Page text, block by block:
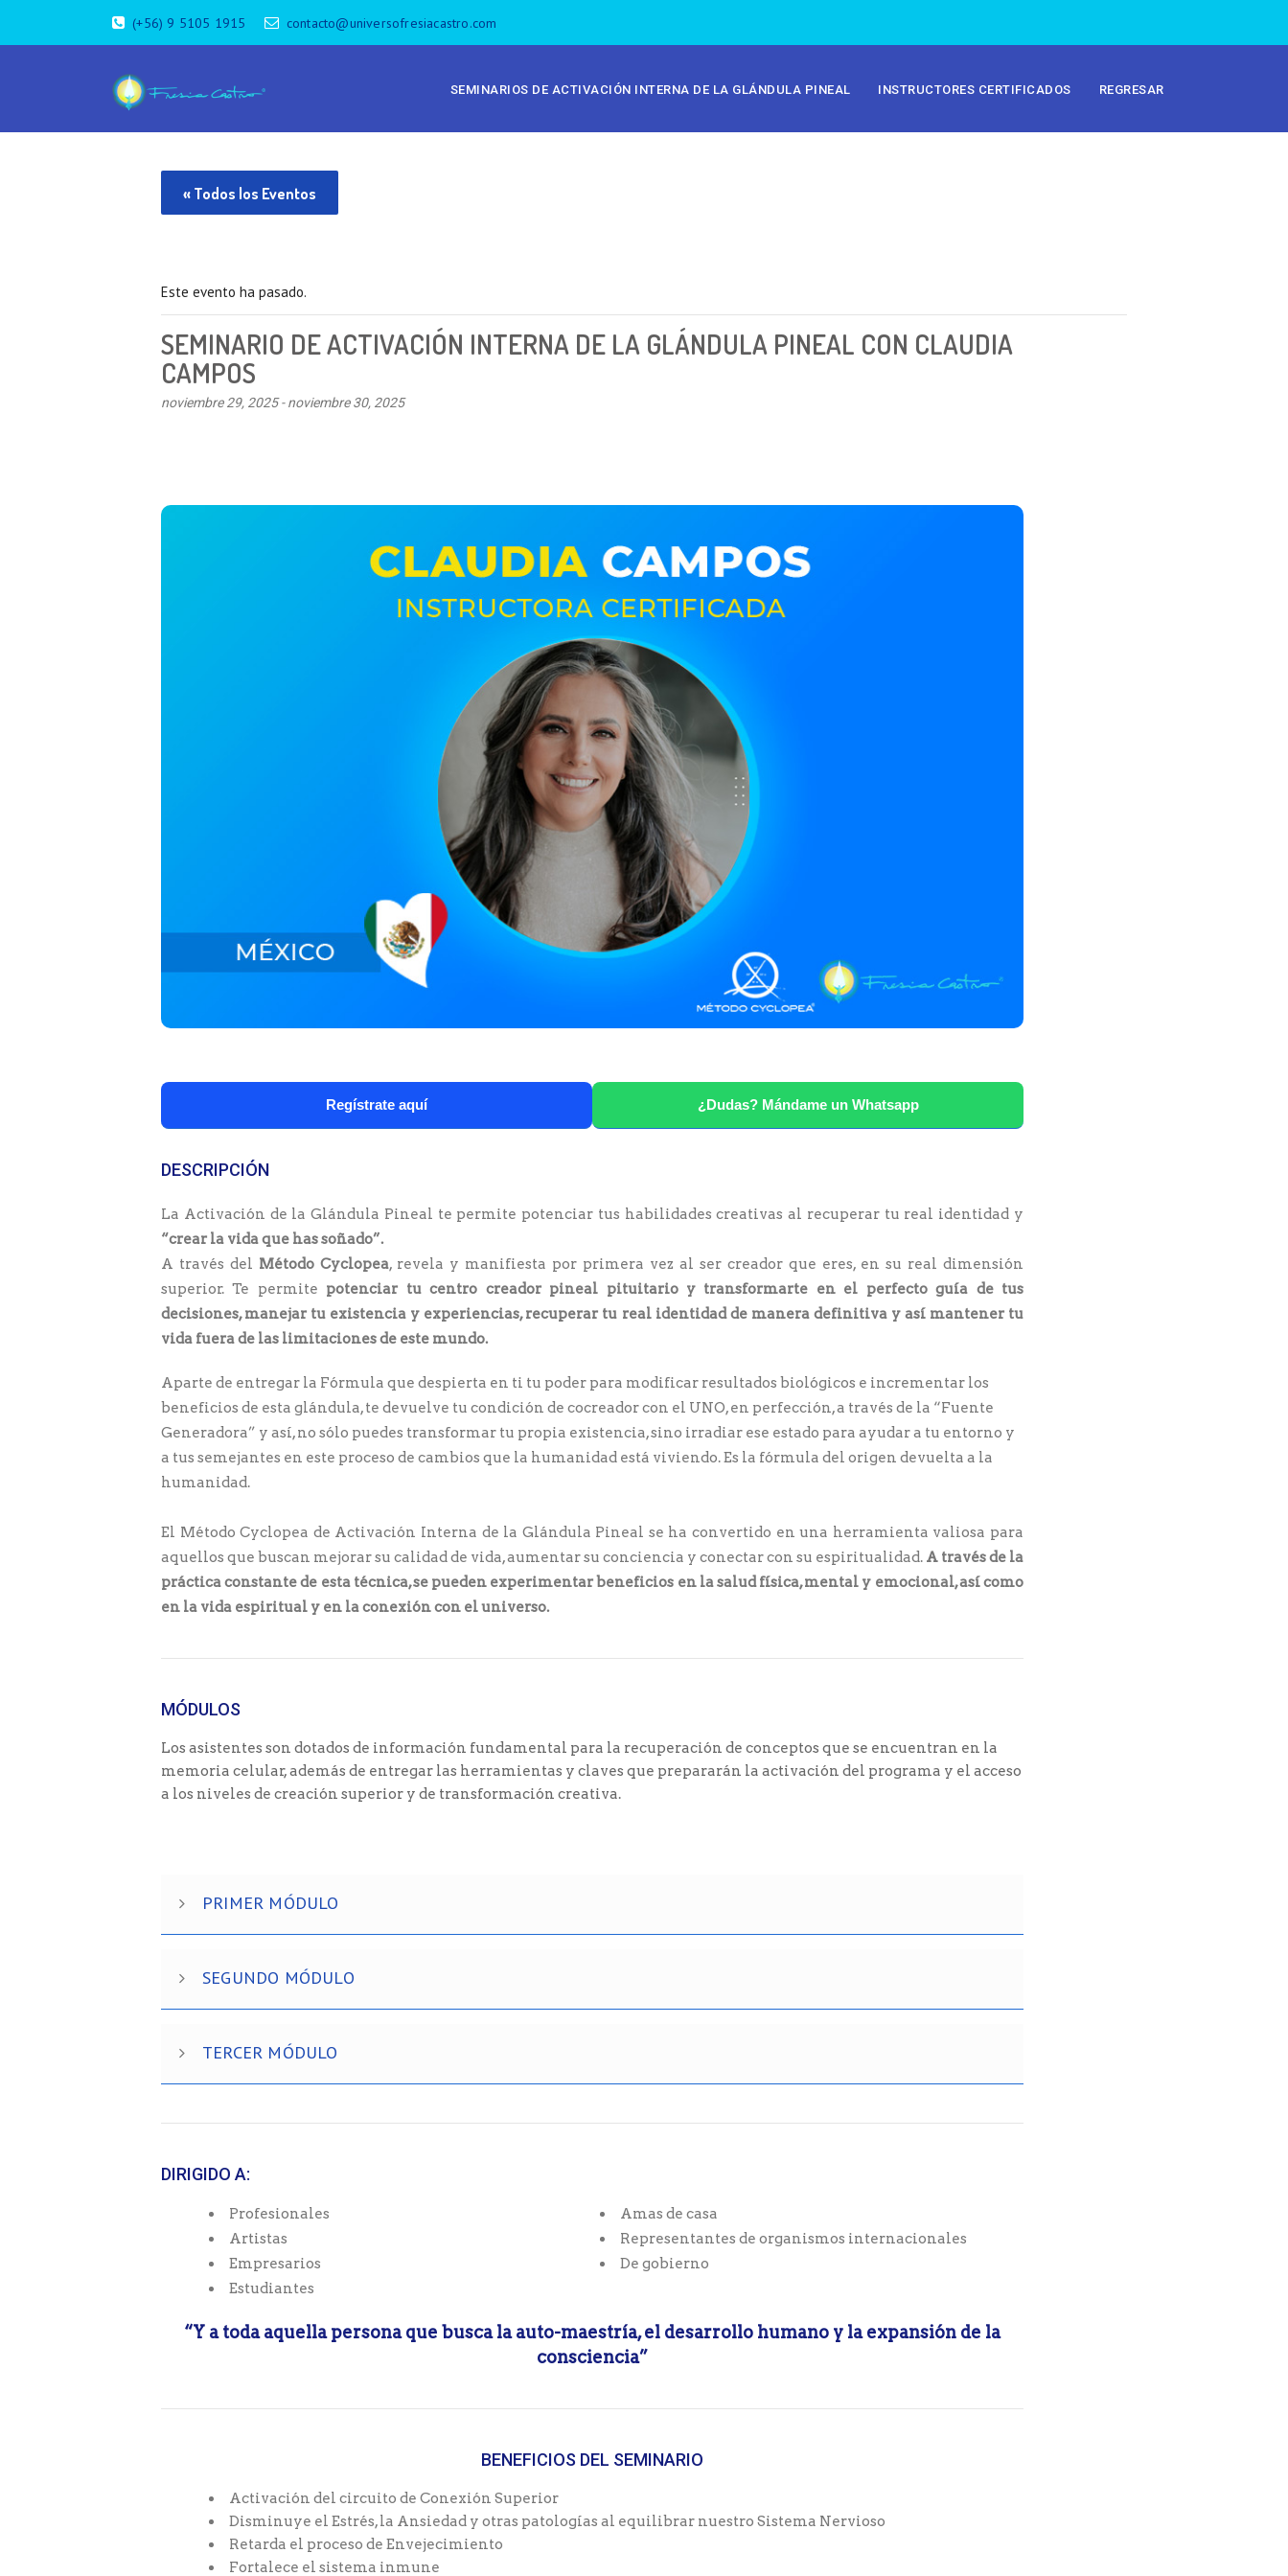
(+56) 9 5105 1915 contacto@universofresiacastro.com
SEMINARIOS DE ACTIVACIÓN INTERNA DE LA GLÁNDULA PINEAL INSTRUCTORES CERTIFICADOS REGRESAR
« Todos los Eventos
Este evento ha pasado.
SEMINARIO DE ACTIVACIÓN INTERNA DE LA GLÁNDULA PINEAL CON CLAUDIA
CAMPOS
noviembre 29, 2025-noviembre 30, 2025
Regístrate aquí ¿Dudas? Mándame un Whatsapp
DESCRIPCIÓN
La Activación de la Glándula Pineal te permite potenciar tus habilidades creativas al recuperar tu real identidad y
“crear la vida que has soñado”.
A través del Método Cyclopea, revela y manifiesta por primera vez al ser creador que eres, en su real dimensión
superior. Te permite potenciar tu centro creador pineal pituitario y transformarte en el perfecto guía de tus
decisiones, manejar tu existencia y experiencias, recuperar tu real identidad de manera definitiva y así mantener tu
vida fuera de las limitaciones de este mundo.
Aparte de entregar la Fórmula que despierta en ti tu poder para modificar resultados biológicos e incrementar los
beneficios de esta glándula, te devuelve tu condición de cocreador con el UNO, en perfección, a través de la “Fuente
Generadora” y así, no sólo puedes transformar tu propia existencia, sino irradiar ese estado para ayudar a tu entorno y
a tus semejantes en este proceso de cambios que la humanidad está viviendo. Es la fórmula del origen devuelta a la
humanidad.
El Método Cyclopea de Activación Interna de la Glándula Pineal se ha convertido en una herramienta valiosa para
aquellos que buscan mejorar su calidad de vida, aumentar su conciencia y conectar con su espiritualidad. A través de la
práctica constante de esta técnica, se pueden experimentar beneficios en la salud física, mental y emocional, así como
en la vida espiritual y en la conexión con el universo.
MÓDULOS
Los asistentes son dotados de información fundamental para la recuperación de conceptos que se encuentran en la
memoria celular, además de entregar las herramientas y claves que prepararán la activación del programa y el acceso
a los niveles de creación superior y de transformación creativa.
PRIMER MÓDULO
SEGUNDO MÓDULO
TERCER MÓDULO
DIRIGIDO A:
Profesionales
Artistas
Empresarios
Estudiantes
Amas de casa
Representantes de organismos internacionales
De gobierno
“Y a toda aquella persona que busca la auto-maestría, el desarrollo humano y la expansión de la
consciencia”
BENEFICIOS DEL SEMINARIO
Activación del circuito de Conexión Superior
Disminuye el Estrés, la Ansiedad y otras patologías al equilibrar nuestro Sistema Nervioso
Retarda el proceso de Envejecimiento
Fortalece el sistema inmune